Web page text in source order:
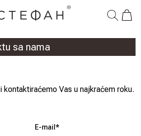
sa nama
Vas u najkraćem roku.